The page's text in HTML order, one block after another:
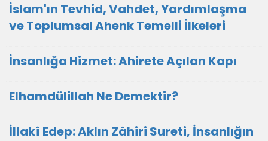
İslam'ın Tevhid, Vahdet, Yardımlaşma
ve Toplumsal Ahenk Temelli İlkeleri
İnsanlığa Hizmet: Ahirete Açılan Kapı
Elhamdülillah Ne Demektir?
İllakî Edep: Aklın Zâhiri Sureti, İnsanlığın